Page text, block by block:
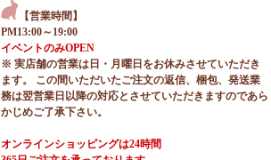
【営業時間】
PM13:00～19:00
イベントのみOPEN
※ 実店舗の営業は日・月曜日をお休みさせていただき
ます。 この間いただいたご注文の返信、梱包、発送業
務は翌営業日以降の対応とさせていただきますのであら
かじめご了承下さい。
オンラインショッピングは24時間